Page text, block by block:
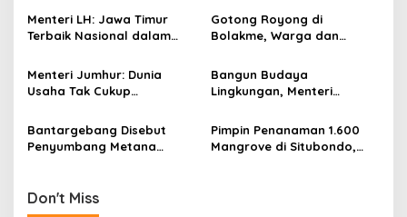
a
i
o
n
Menteri LH: Jawa Timur
Terbaik Nasional dalam
Perlindungan Lingkungan
Gotong Royong di
Bolakme, Warga dan
Lingkungan demi Kampung
yang Lebih Sehat
Menteri Jumhur: Dunia
Usaha Tak Cukup
Menanam untuk Menebus
Jejak Ekologis
Bangun Budaya
Lingkungan, Menteri
Perilaku Jadi Kunci Atasi
Krisis Iklim
Bantargebang Disebut
Penyumbang Metana
Kelola Sampah
Pimpin Penanaman 1.600
Mangrove di Situbondo,
Don't Miss